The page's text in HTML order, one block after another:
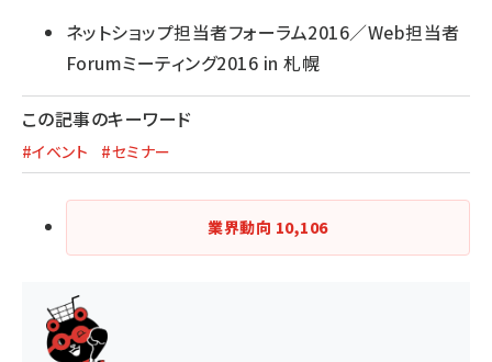
ネットショップ担当者フォーラム2016／Web担当者
Forumミーティング2016 in 札幌
この記事のキーワード
#イベント #セミナー
業界動向 10,106